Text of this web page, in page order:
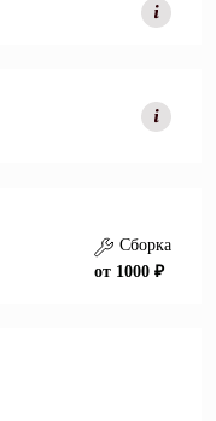
Сборка
от 1000 ₽